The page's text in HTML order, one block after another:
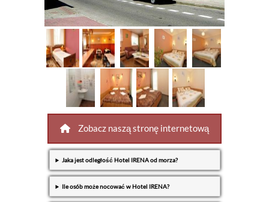
Zobacz naszą stronę internetową
Jaka jest odległość Hotel IRENA od morza?
Ile osób może nocować w Hotel IRENA?